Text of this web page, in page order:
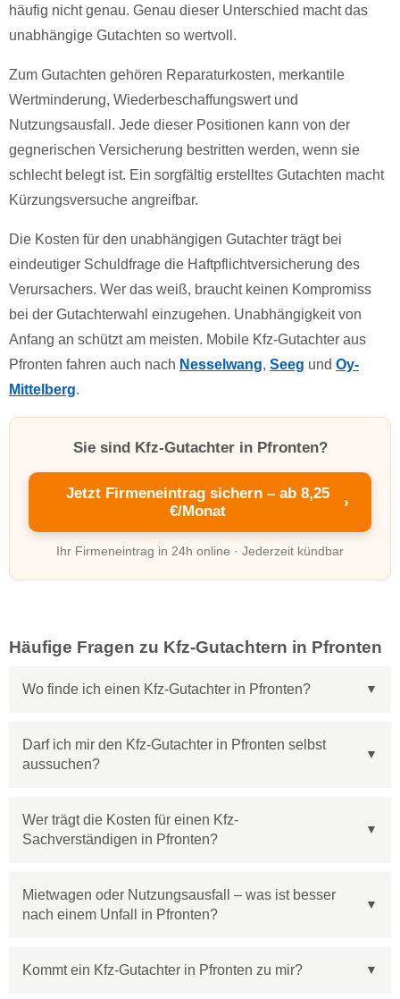
häufig nicht genau. Genau dieser Unterschied macht das
unabhängige Gutachten so wertvoll.
Zum Gutachten gehören Reparaturkosten, merkantile
Wertminderung, Wiederbeschaffungswert und
Nutzungsausfall. Jede dieser Positionen kann von der
gegnerischen Versicherung bestritten werden, wenn sie
schlecht belegt ist. Ein sorgfältig erstelltes Gutachten macht
Kürzungsversuche angreifbar.
Die Kosten für den unabhängigen Gutachter trägt bei
eindeutiger Schuldfrage die Haftpflichtversicherung des
Verursachers. Wer das weiß, braucht keinen Kompromiss
bei der Gutachterwahl einzugehen. Unabhängigkeit von
Anfang an schützt am meisten. Mobile Kfz-Gutachter aus
Pfronten fahren auch nach Nesselwang, Seeg und Oy-
Mittelberg.
Sie sind Kfz-Gutachter in Pfronten?
Jetzt Firmeneintrag sichern – ab 8,25
€/Monat
›
Ihr Firmeneintrag in 24h online · Jederzeit kündbar
Häufige Fragen zu Kfz-Gutachtern in Pfronten
Wo finde ich einen Kfz-Gutachter in Pfronten?
Darf ich mir den Kfz-Gutachter in Pfronten selbst
aussuchen?
Wer trägt die Kosten für einen Kfz-
Sachverständigen in Pfronten?
Mietwagen oder Nutzungsausfall – was ist besser
nach einem Unfall in Pfronten?
Kommt ein Kfz-Gutachter in Pfronten zu mir?